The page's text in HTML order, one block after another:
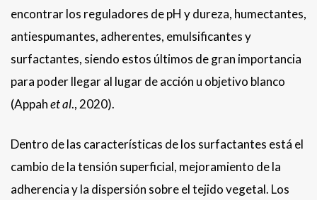
encontrar los reguladores de pH y dureza, humectantes,
antiespumantes, adherentes, emulsificantes y
surfactantes, siendo estos últimos de gran importancia
para poder llegar al lugar de acción u objetivo blanco
(Appahet al., 2020).
Dentro de las características de los surfactantes está el
cambio de la tensión superficial, mejoramiento de la
adherencia y la dispersión sobre el tejido vegetal. Los